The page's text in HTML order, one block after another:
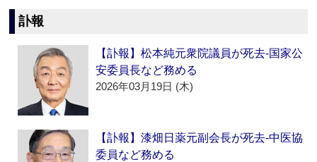
訃報
【訃報】松本純元衆院議員が死去‐国家公
安委員長など務める
2026年03月19日 (木)
【訃報】漆畑日薬元副会長が死去‐中医協
委員など務める